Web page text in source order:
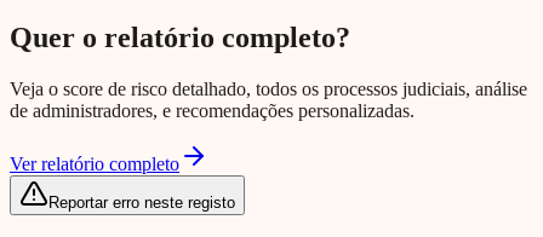
Quer o relatório completo?
Veja o score de risco detalhado, todos os processos judiciais, análise
de administradores, e recomendações personalizadas.
Ver relatório completo
Reportar erro neste registo